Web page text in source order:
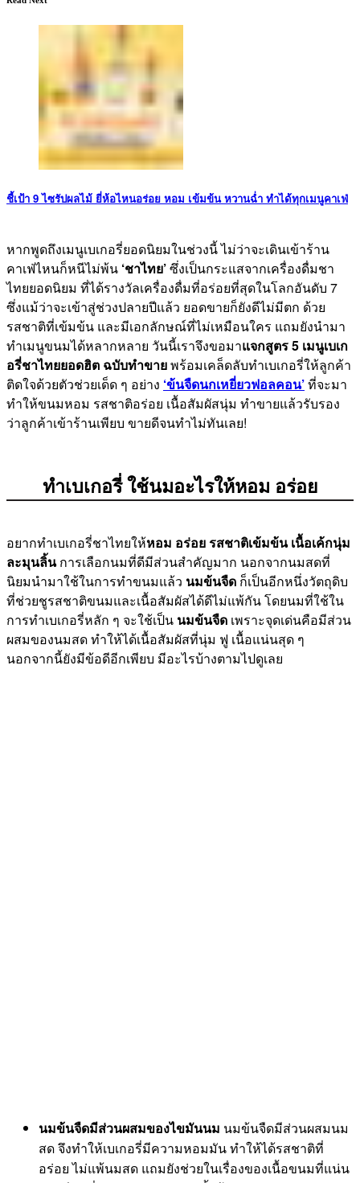
ชี้เป้า 9 ไซรัปผลไม้ ยี่ห้อไหนอร่อย หอม เข้มข้น หวานฉ่ำ ทำได้ทุกเมนูคาเฟ่
หากพูดถึงเมนูเบเกอรี่ยอดนิยมในช่วงนี้ ไม่ว่าจะเดินเข้าร้าน
คาเฟ่ไหนก็หนีไม่พ้น ‘ชาไทย’ซึ่งเป็นกระแสจากเครื่องดื่มชา
ไทยยอดนิยม ที่ได้รางวัลเครื่องดื่มที่อร่อยที่สุดในโลกอันดับ 7
ซึ่งแม้ว่าจะเข้าสู่ช่วงปลายปีแล้ว ยอดขายก็ยังดีไม่มีตก ด้วย
รสชาติที่เข้มข้น และมีเอกลักษณ์ที่ไม่เหมือนใคร แถมยังนำมา
ทำเมนูขนมได้หลากหลาย วันนี้เราจึงขอมาแจกสูตร 5 เมนูเบเก
อรี่ชาไทยยอดฮิต ฉบับทำขายพร้อมเคล็ดลับทำเบเกอรี่ให้ลูกค้า
ติดใจด้วยตัวช่วยเด็ด ๆ อย่าง ‘ข้นจืดนกเหยี่ยวฟอลคอน’ที่จะมา
ทำให้ขนมหอม รสชาติอร่อย เนื้อสัมผัสนุ่ม ทำขายแล้วรับรอง
ว่าลูกค้าเข้าร้านเพียบ ขายดีจนทำไม่ทันเลย!
ทำเบเกอรี่ ใช้นมอะไรให้หอม อร่อย
อยากทำเบเกอรี่ชาไทยให้หอม อร่อย รสชาติเข้มข้น เนื้อเค้กนุ่ม
ละมุนลิ้นการเลือกนมที่ดีมีส่วนสำคัญมาก นอกจากนมสดที่
นิยมนำมาใช้ในการทำขนมแล้ว นมข้นจืด ก็เป็นอีกหนึ่งวัตถุดิบ
ที่ช่วยชูรสชาติขนมและเนื้อสัมผัสได้ดีไม่แพ้กัน โดยนมที่ใช้ใน
การทำเบเกอรี่หลัก ๆ จะใช้เป็น นมข้นจืด เพราะจุดเด่นคือมีส่วน
ผสมของนมสด ทำให้ได้เนื้อสัมผัสที่นุ่ม ฟู เนื้อแน่นสุด ๆ
นอกจากนี้ยังมีข้อดีอีกเพียบ มีอะไรบ้างตามไปดูเลย
นมข้นจืดมีส่วนผสมของไขมันนม นมข้นจืดมีส่วนผสมนม
สด จึงทำให้เบเกอรี่มีความหอมมัน ทำให้ได้รสชาติที่
อร่อย ไม่แพ้นมสด แถมยังช่วยในเรื่องของเนื้อขนมที่แน่น